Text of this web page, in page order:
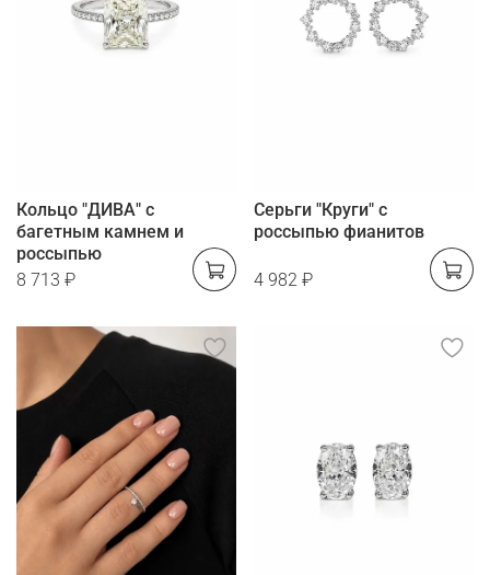
Кольцо "ДИВА" с
багетным камнем и
россыпью
8 713 ₽
Серьги "Круги" с
россыпью фианитов
4 982 ₽